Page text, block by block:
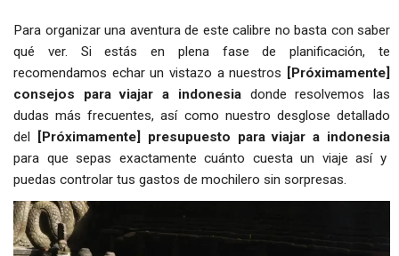
Para organizar una aventura de este calibre no basta con saber
qué ver. Si estás en plena fase de planificación, te
recomendamos echar un vistazo a nuestros [Próximamente]
consejos para viajar a indonesiadonde resolvemos las
dudas más frecuentes, así como nuestro desglose detallado
del
[Próximamente] presupuesto para viajar a indonesia
para que sepas exactamente cuánto cuesta un viaje así y
puedas controlar tus gastos de mochilero sin sorpresas.